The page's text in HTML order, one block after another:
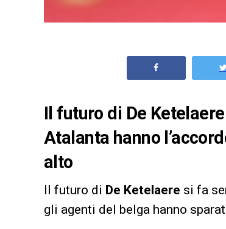
Il futuro di De
Atalanta hanno
alto
Il futuro di De Ketelaere si fa
gli agenti del belga hanno